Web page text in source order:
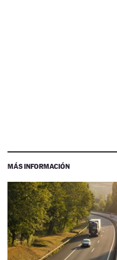
MÁS INFORMACIÓN